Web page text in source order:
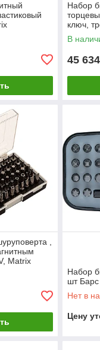
Набор
ключ,
37 шт.
В
45 634
,
Matrix
Набор
шт Барс
Нет в
Цену